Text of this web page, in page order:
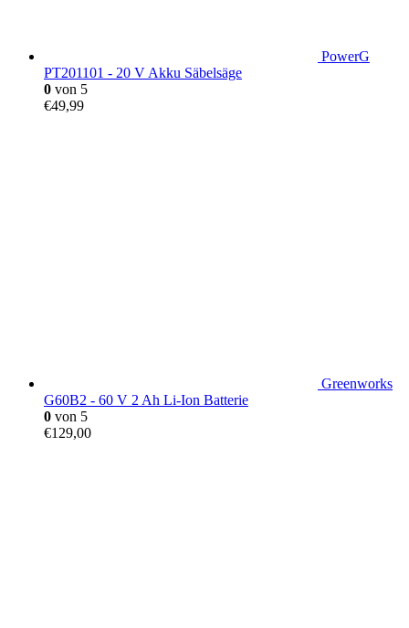
PowerG
PT201101 - 20 V Akku Säbelsäge
0 von 5
€49,99
Greenworks
G60B2 - 60 V 2 Ah Li-Ion Batterie
0 von 5
€129,00